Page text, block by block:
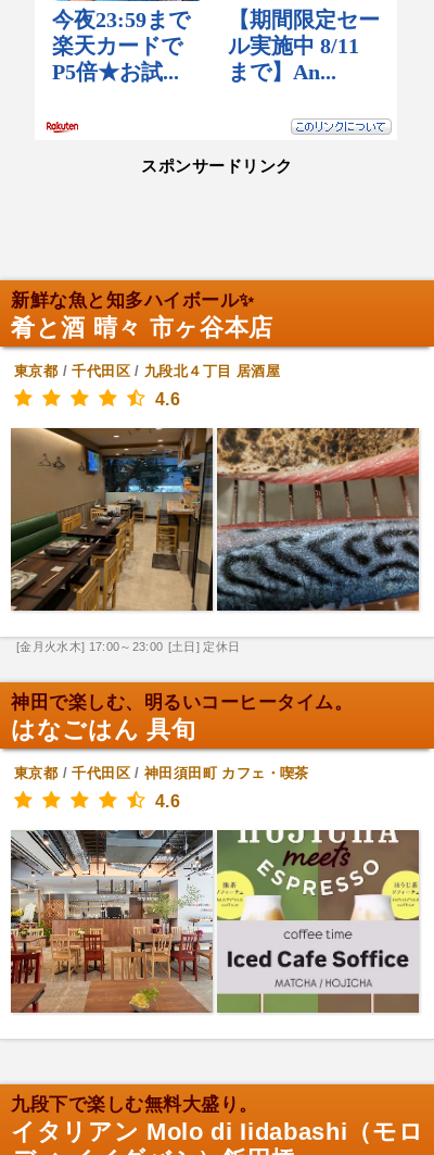
スポンサードリンク
新鮮な魚と知多ハイボール✨
肴と酒 晴々 市ヶ谷本店
東京都 /千代田区/ 九段北４丁目 居酒屋
4.6
[金月火水木] 17:00～23:00 [土日] 定休日
神田で楽しむ、明るいコーヒータイム。
はなごはん 具旬
東京都 /千代田区/神田須田町 カフェ・喫茶
4.6
九段下で楽しむ無料大盛り。
イタリアン Molo di Iidabashi（モロ